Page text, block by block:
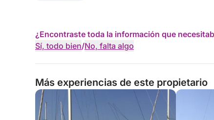
¿Encontraste toda la información que
Sí, todo bien/No, falta algo
Más experiencias de este propietario